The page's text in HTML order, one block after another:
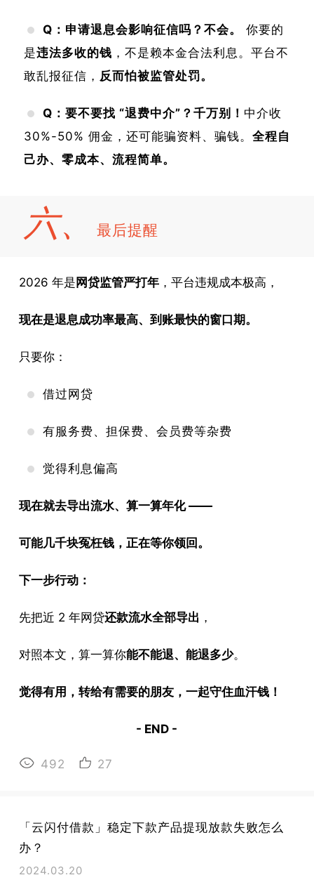
Q：申请退息会影响征信吗？ 不会。
你要的
是违法多收的钱 ，不是赖本金合法利息。平台不
敢乱报征信， 反而怕被监管处罚。
Q：要不要找 “退费中介”？ 千万别！ 中介收
30%-50% 佣金，还可能骗资料、骗钱。 全程自
己办、零成本、流程简单。
六、 最后提醒
2026 年是网贷监管严打年，平台违规成本极高，
现在是退息成功率最高、到账最快的窗口期。
只要你：
借过网贷
有服务费、担保费、会员费等杂费
觉得利息偏高
现在就去导出流水、算一算年化 ——
可能几千块冤枉钱，正在等你领回。
下一步行动：
先把近 2 年网贷还款流水全部导出 ，
对照本文，算一算你能不能退、能退多少。
觉得有用，转给有需要的朋友，一起守住血汗钱！
- END -
492 27
「云闪付借款」稳定下款产品提现放款失败怎么
办？
2024.03.20